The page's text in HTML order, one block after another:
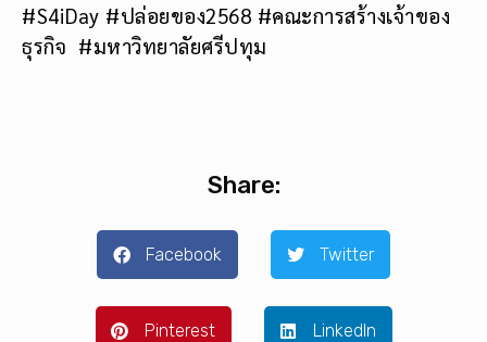
#S4iDay #ปล่อยของ2568 #คณะการสร้างเจ้าของ
ธุรกิจ #มหาวิทยาลัยศรีปทุม
Share:
Facebook Twitter
Pinterest LinkedIn